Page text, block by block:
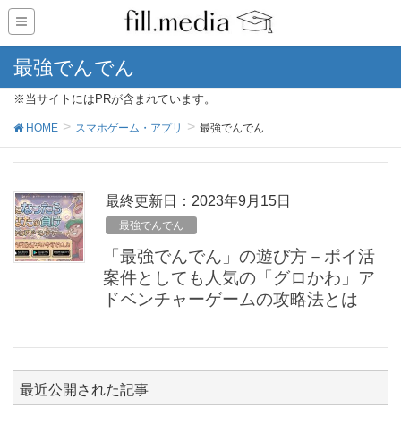
最強でんでん
※当サイトにはPRが含まれています。
HOME スマホゲーム・アプリ 最強でんでん
最終更新日：2023年9月15日
最強でんでん
「最強でんでん」の遊び方－ポイ活
案件としても人気の「グロかわ」ア
ドベンチャーゲームの攻略法とは
最近公開された記事